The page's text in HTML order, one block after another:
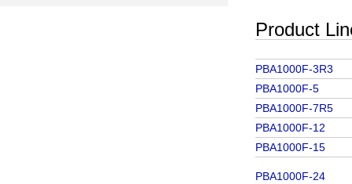
Product
PBA1000F-3R3
PBA1000F-5
PBA1000F-7R5
PBA1000F-12
PBA1000F-15
PBA1000F-24